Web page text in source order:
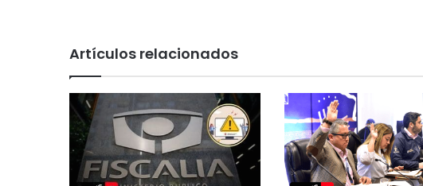
Artículos relacionados